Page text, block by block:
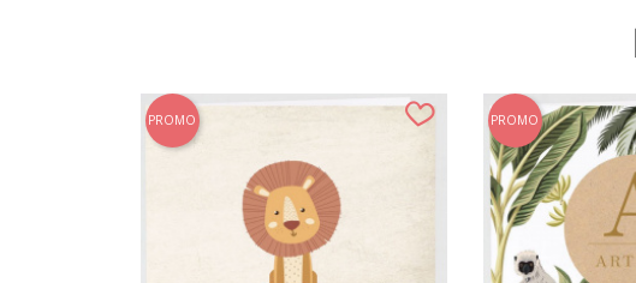
PROMO PROMO